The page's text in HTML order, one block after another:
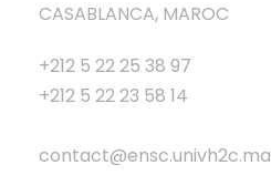
CASABLANCA, MAROC
+212 5 22 25 38 97
+212 5 22 23 58 14
contact@ensc.univh2c.ma